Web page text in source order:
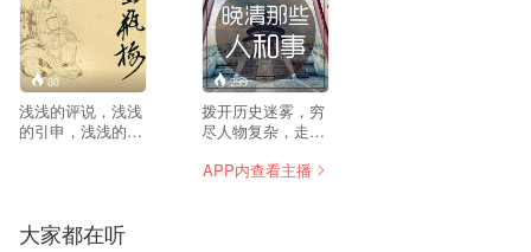
80
浅浅的评说，浅浅
的引申，浅浅的讲
299
拨开历史迷雾，穷
尽人物复杂，走近
那些人和事》，走
APP内查看主播
大家都在听